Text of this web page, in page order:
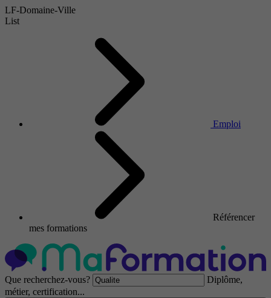
LF-Domaine-Ville
List
Emploi
Référencer
mes formations
Que recherchez-vous?
Diplôme,
métier, certification...